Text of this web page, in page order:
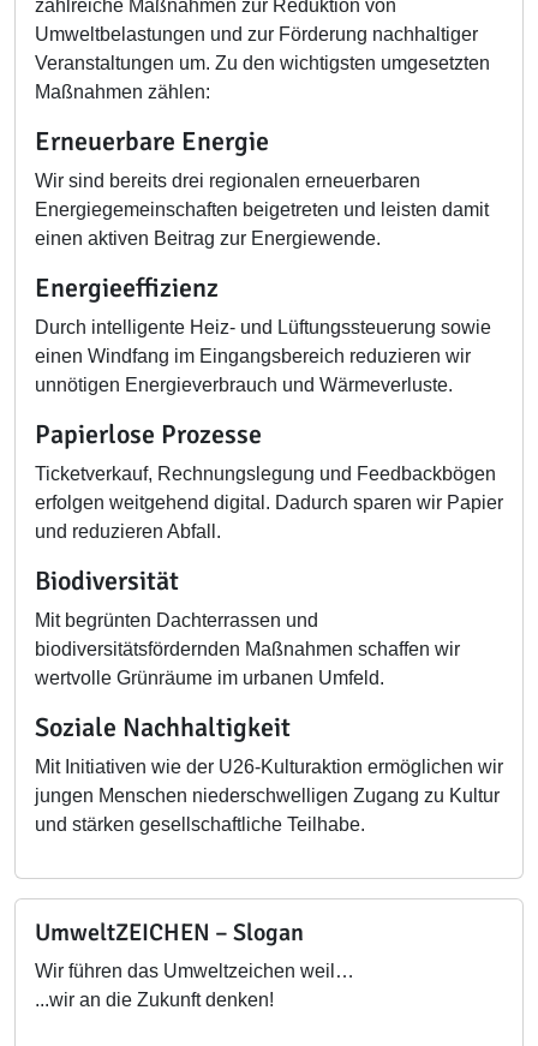
zahlreiche Maßnahmen zur Reduktion von
Umweltbelastungen und zur Förderung nachhaltiger
Veranstaltungen um. Zu den wichtigsten umgesetzten
Maßnahmen zählen:
Erneuerbare Energie
Wir sind bereits drei regionalen erneuerbaren
Energiegemeinschaften beigetreten und leisten damit
einen aktiven Beitrag zur Energiewende.
Energieeffizienz
Durch intelligente Heiz- und Lüftungssteuerung sowie
einen Windfang im Eingangsbereich reduzieren wir
unnötigen Energieverbrauch und Wärmeverluste.
Papierlose Prozesse
Ticketverkauf, Rechnungslegung und Feedbackbögen
erfolgen weitgehend digital. Dadurch sparen wir Papier
und reduzieren Abfall.
Biodiversität
Mit begrünten Dachterrassen und
biodiversitätsfördernden Maßnahmen schaffen wir
wertvolle Grünräume im urbanen Umfeld.
Soziale Nachhaltigkeit
Mit Initiativen wie der U26-Kulturaktion ermöglichen wir
jungen Menschen niederschwelligen Zugang zu Kultur
und stärken gesellschaftliche Teilhabe.
UmweltZEICHEN – Slogan
Wir führen das Umweltzeichen weil…
...wir an die Zukunft denken!